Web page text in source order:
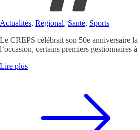
Actualités, Régional, Santé, Sports
Le CREPS célébrait son 50e anniversaire la
l’occasion, certains premiers gestionnaires
Lire plus